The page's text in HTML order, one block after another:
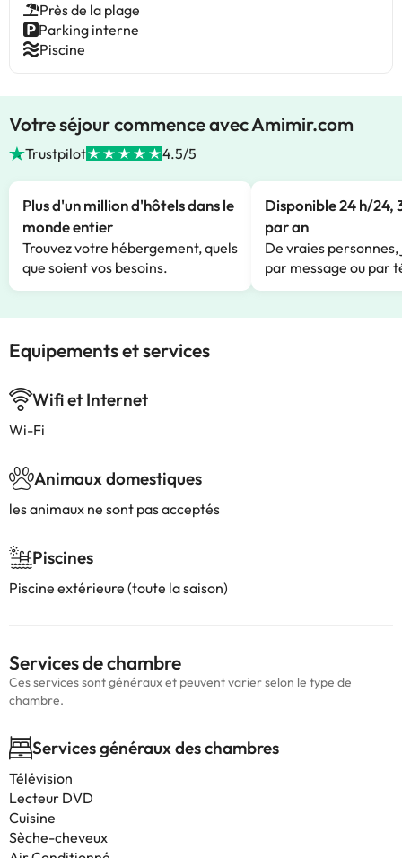
Près de la plage
Parking interne
Piscine
Votre séjour commence avec Amimir.com
Trustpilot 4.5/5
Plus d'un million d'hôtels dans le
monde entier
Trouvez votre hébergement, quels
que soient vos besoins.
Disponible 24 h/24,
par an
De vraies
par message ou par
Equipements et services
Wifi et Internet
Wi-Fi
Animaux domestiques
les animaux ne sont pas acceptés
Piscines
Piscine extérieure (toute la saison)
Services de chambre
Ces services sont généraux et peuvent varier selon le type de
chambre.
Services généraux des chambres
Télévision
Lecteur DVD
Cuisine
Sèche-cheveux